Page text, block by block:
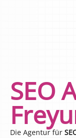
SEO
Die Agentur für